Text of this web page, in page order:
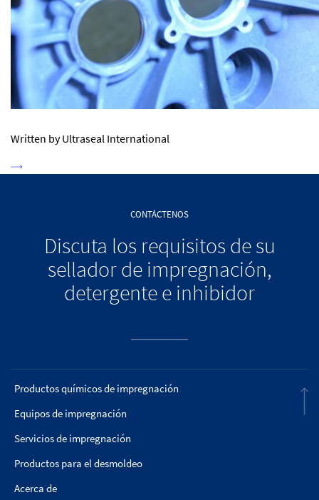
Written by Ultraseal International
CONTÁCTENOS
Discuta los requisitos de su
sellador de impregnación,
detergente e inhibidor
Productos químicos de impregnación
Equipos de impregnación
Servicios de impregnación
Productos para el desmoldeo
Acerca de